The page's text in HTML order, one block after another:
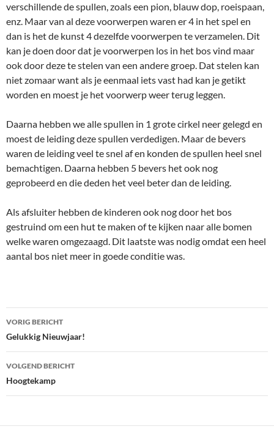
verschillende de spullen, zoals een pion, blauw dop, roeispaan,
enz. Maar van al deze voorwerpen waren er 4 in het spel en
dan is het de kunst 4 dezelfde voorwerpen te verzamelen. Dit
kan je doen door dat je voorwerpen los in het bos vind maar
ook door deze te stelen van een andere groep. Dat stelen kan
niet zomaar want als je eenmaal iets vast had kan je getikt
worden en moest je het voorwerp weer terug leggen.
Daarna hebben we alle spullen in 1 grote cirkel neer gelegd en
moest de leiding deze spullen verdedigen. Maar de bevers
waren de leiding veel te snel af en konden de spullen heel snel
bemachtigen. Daarna hebben 5 bevers het ook nog
geprobeerd en die deden het veel beter dan de leiding.
Als afsluiter hebben de kinderen ook nog door het bos
gestruind om een hut te maken of te kijken naar alle bomen
welke waren omgezaagd. Dit laatste was nodig omdat een heel
aantal bos niet meer in goede conditie was.
Bericht
navigatie
VORIG BERICHT
Gelukkig Nieuwjaar!
VOLGEND BERICHT
Hoogtekamp